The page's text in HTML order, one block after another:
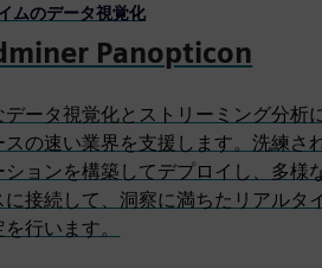
ムのデータ視覚化
Panopticon
データ視覚化とストリーミング分析
スの速い業界を支援します。洗練さ
ションを構築してデプロイし、多様
に接続して、洞察に満ちたリアルタ
行います。